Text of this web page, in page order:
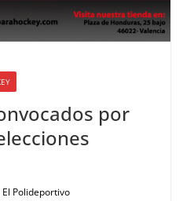
por
El Polideportivo